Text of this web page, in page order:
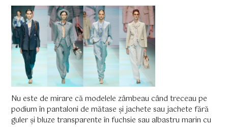
Nu este de mirare că modelele zâmbeau când treceau pe
podium în pantaloni de mătase și jachete sau jachete fără
guler și bluze transparente în fuchsie sau albastru marin cu